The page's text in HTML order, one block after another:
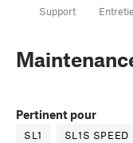
Support
Pertinent pour
SL1 SL1S SPEED